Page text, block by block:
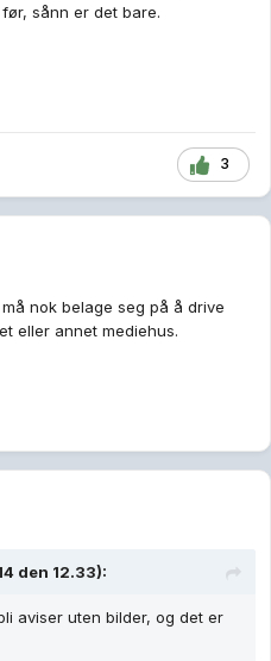
sånn er det bare.
3
nok belage seg på å drive
eller annet mediehus.
den 12.33):
aviser uten bilder, og det er